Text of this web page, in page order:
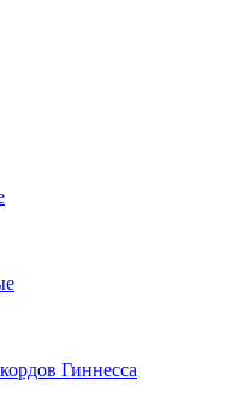
Гиннесса